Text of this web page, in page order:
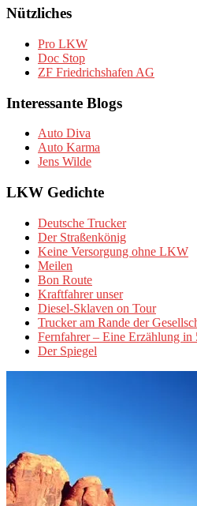
Nützliches
Pro LKW
Doc Stop
ZF Friedrichshafen AG
Interessante Blogs
Auto Diva
Auto Karma
Jens Wilde
LKW Gedichte
Deutsche Trucker
Der Straßenkönig
Keine Versorgung ohne LKW
Meilen
Bon Route
Kraftfahrer unser
Diesel-Sklaven on Tour
Trucker am Rande der
Fernfahrer – Eine Erzählung in
Der Spiegel